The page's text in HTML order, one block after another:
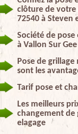
clôture de votre
72540 à Steven
Société de
à Vallon Sur Gee
Pose de grillage
sont les
Tarif pose et
Les meilleurs
changement de
elagage